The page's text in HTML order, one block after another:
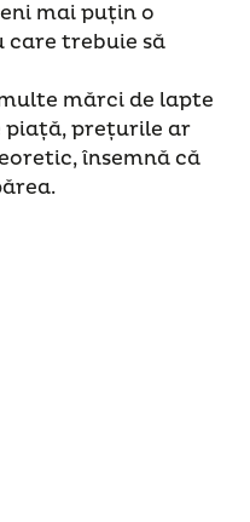
mai puțin o
trebuie să
mărci de lapte
piață, prețurile ar
însemnă că